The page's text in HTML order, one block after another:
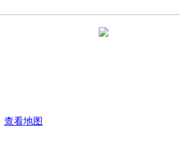
查看地图